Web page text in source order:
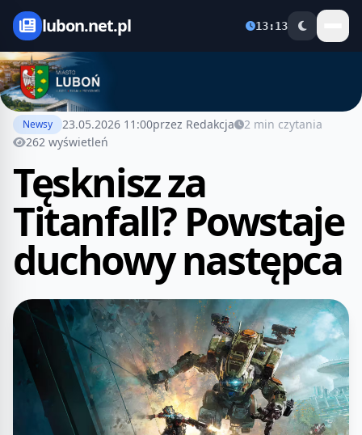
lubon.net.pl 13:13
Newsy 23.05.2026 11:00przez Redakcja
2 min czytania
262 wyświetleń
Tęsknisz za
Titanfall? Powstaje
duchowy następca